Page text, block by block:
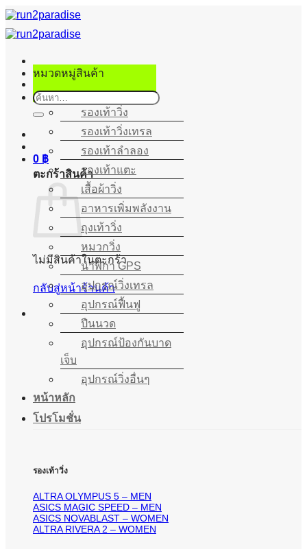
ข้าม
ไป
เนื้อหา
ค้นหา:
0 ฿
ตะกร้าสินค้า
ไม่มีสินค้าในตะกร้า
กลับสู่หน้าร้านค้า
หมวดหมู่สินค้า
รองเท้าวิ่ง
รองเท้าวิ่งเทรล
รองเท้าลำลอง
รองเท้าแตะ
เสื้อผ้าวิ่ง
อาหารเพิ่มพลังงาน
ถุงเท้าวิ่ง
หมวกวิ่ง
นาฬิกา GPS
อุปกรณ์วิ่งเทรล
อุปกรณ์ฟื้นฟู
ปืนนวด
อุปกรณ์ป้องกันบาด
เจ็บ
อุปกรณ์วิ่งอื่นๆ
หน้าหลัก
โปรโมชั่น
รองเท้าวิ่ง
ALTRA OLYMPUS 5 – MEN
ASICS MAGIC SPEED – MEN
ASICS NOVABLAST – WOMEN
ALTRA RIVERA 2 – WOMEN